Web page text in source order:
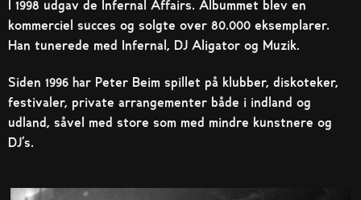
I 1998 udgav de Infernal Affairs. Albummet blev en
kommerciel succes og solgte over 80.000 eksemplarer.
Han tunerede med Infernal, DJ Aligator og Muzik.
Siden 1996 har Peter Beim spillet på klubber, diskoteker,
festivaler, private arrangementer både i indland og
udland, såvel med store som med mindre kunstnere og
DJ’s.